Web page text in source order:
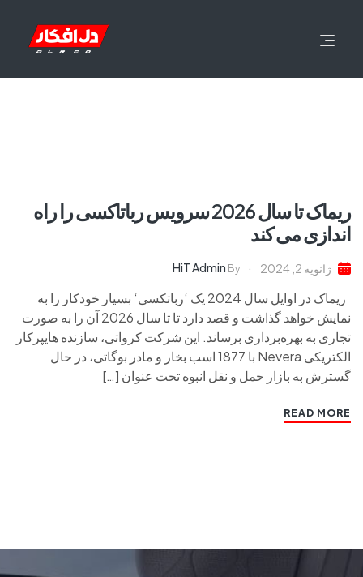
ریماک تا سال 2026 سرویس رباتاکسی را راه
اندازی می کند
ژانویه 2, 2024 By
HiT Admin
ریماک در اوایل سال 2024 یک ‘رباتکسی‘ بسیار خودکار را به
نمایش خواهد گذاشت و قصد دارد تا تا سال 2026 آن را به صورت
تجاری به بهره‌برداری برساند. این شرکت کرواتی، سازنده هایپرکار
الکتریکی Nevera با 1877 اسب بخار و مادر بوگاتی، در حال
گسترش به بازار حمل و نقل انبوه تحت عنوان […]
READ MORE